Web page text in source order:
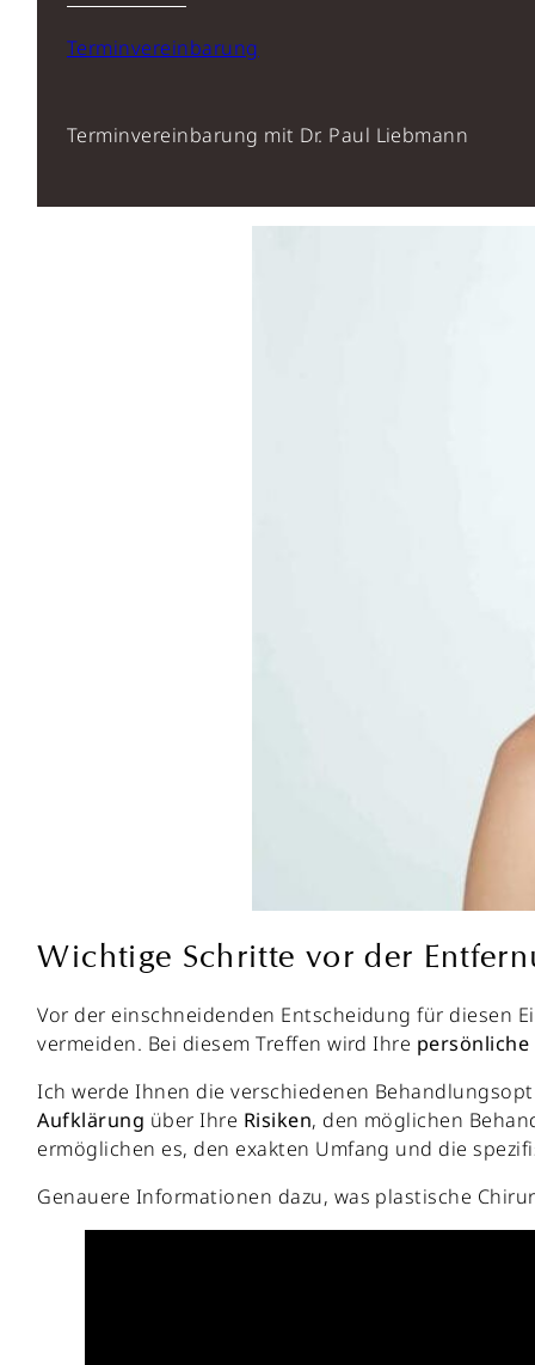
Terminvereinbarung
Terminvereinbarung mit Dr. Paul Liebmann
Wichtige Schritte vor der
Vor der einschneidenden Entscheidung für diesen
vermeiden. Bei diesem Treffen wird Ihre
Ich werde Ihnen die verschiedenen
Aufklärung über Ihre Risiken, den möglichen
ermöglichen es, den exakten Umfang und die
Genauere Informationen dazu, was plastische